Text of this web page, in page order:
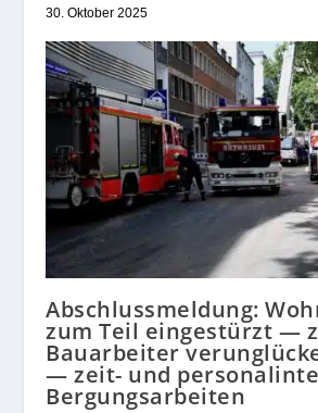
30. Oktober 2025
Abschlussmeldung:
zum Teil eingestürzt —
Bauarbeiter
— zeit- und
Bergungsarbeiten